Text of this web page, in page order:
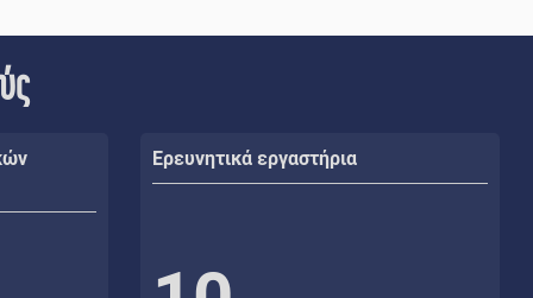
Ερευνητικά εργαστήρια